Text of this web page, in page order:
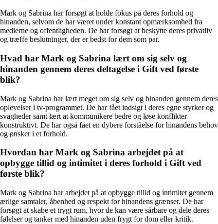
Mark og Sabrina har forsøgt at holde fokus på deres forhold og
hinanden, selvom de har været under konstant opmærksomhed fra
medierne og offentligheden. De har forsøgt at beskytte deres privatliv
og træffe beslutninger, der er bedst for dem som par.
Hvad har Mark og Sabrina lært om sig selv og
hinanden gennem deres deltagelse i Gift ved første
blik?
Mark og Sabrina har lært meget om sig selv og hinanden gennem deres
oplevelser i tv-programmet. De har fået indsigt i deres egne styrker og
svagheder samt lært at kommunikere bedre og løse konflikter
konstruktivt. De har også fået en dybere forståelse for hinandens behov
og ønsker i et forhold.
Hvordan har Mark og Sabrina arbejdet på at
opbygge tillid og intimitet i deres forhold i Gift ved
første blik?
Mark og Sabrina har arbejdet på at opbygge tillid og intimitet gennem
ærlige samtaler, åbenhed og respekt for hinandens grænser. De har
forsøgt at skabe et trygt rum, hvor de kan være sårbare og dele deres
følelser og tanker med hinanden uden frygt for dom eller kritik.